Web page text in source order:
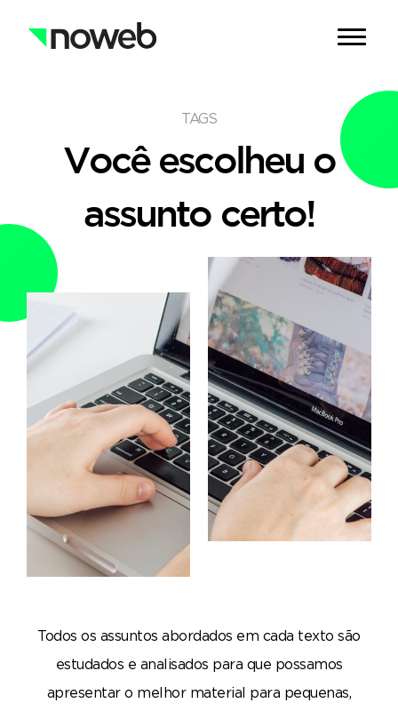
TAGS
Você escolheu o
assunto certo!
Todos os assuntos abordados em cada texto são
estudados e analisados para que possamos
apresentar o melhor material para pequenas,